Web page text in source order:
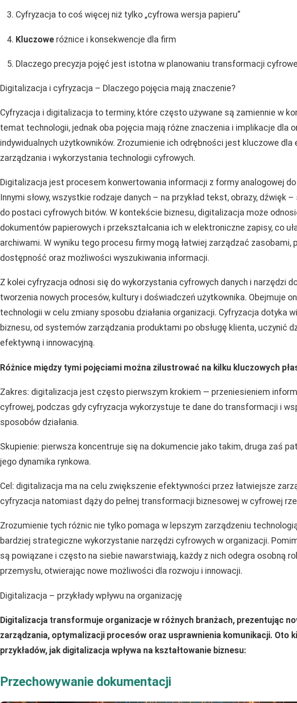
Cyfryzacja to coś więcej niż tylko „cyfrowa wersja papieru”
Kluczowe różnice i konsekwencje dla firm
Dlaczego precyzja pojęć jest istotna w planowaniu transformacji
Digitalizacja i cyfryzacja – Dlaczego pojęcia mają znaczenie?
Cyfryzacja i digitalizacja to terminy, które często używane są zamiennie w
temat technologii, jednak oba pojęcia mają różne znaczenia i implikacje dla
indywidualnych użytkowników. Zrozumienie ich odrębności jest kluczowe dla
zarządzania i wykorzystania technologii cyfrowych.
Digitalizacja jest procesem konwertowania informacji z formy analogowej
Innymi słowy, wszystkie rodzaje danych – na przykład tekst, obrazy, dźwięk
do postaci cyfrowych bitów. W kontekście biznesu, digitalizacja może
dokumentów papierowych i przekształcania ich w elektroniczne zapisy, co
archiwami. W wyniku tego procesu firmy mogą łatwiej zarządzać zasobami,
dostępność oraz możliwości wyszukiwania informacji.
Z kolei cyfryzacja odnosi się do wykorzystania cyfrowych danych i narzędzi
tworzenia nowych procesów, kultury i doświadczeń użytkownika. Obejmuje
technologii w celu zmiany sposobu działania organizacji. Cyfryzacja dotyka
biznesu, od systemów zarządzania produktami po obsługę klienta, uczynić
efektywną i innowacyjną.
Różnice między tymi pojęciami można zilustrować na kilku kluczowych
Zakres: digitalizacja jest często pierwszym krokiem — przeniesieniem
cyfrowej, podczas gdy cyfryzacja wykorzystuje te dane do transformacji i
sposobów działania.
Skupienie: pierwsza koncentruje się na dokumencie jako takim, druga zaś
jego dynamika rynkowa.
Cel: digitalizacja ma na celu zwiększenie efektywności przez łatwiejsze
cyfryzacja natomiast dąży do pełnej transformacji biznesowej w cyfrowej
Zrozumienie tych różnic nie tylko pomaga w lepszym zarządzeniu
bardziej strategiczne wykorzystanie narzędzi cyfrowych w organizacji.
są powiązane i często na siebie nawarstwiają, każdy z nich odegra osobną
przemysłu, otwierając nowe możliwości dla rozwoju i innowacji.
Digitalizacja – przykłady wpływu na organizację
Digitalizacja transformuje organizacje w różnych branżach, prezentując
zarządzania, optymalizacji procesów oraz usprawnienia komunikacji. Oto
przykładów, jak digitalizacja wpływa na kształtowanie biznesu:
Przechowywanie dokumentacji